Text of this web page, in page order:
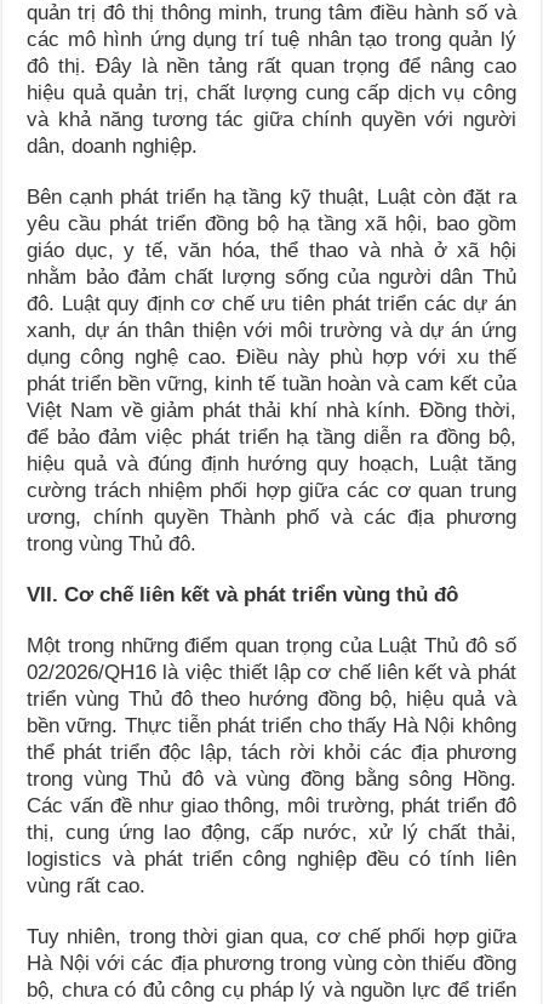
quản trị đô thị thông minh, trung tâm điều hành số và
các mô hình ứng dụng trí tuệ nhân tạo trong quản lý
đô thị. Đây là nền tảng rất quan trọng để nâng cao
hiệu quả quản trị, chất lượng cung cấp dịch vụ công
và khả năng tương tác giữa chính quyền với người
dân, doanh nghiệp.
Bên cạnh phát triển hạ tầng kỹ thuật, Luật còn đặt ra
yêu cầu phát triển đồng bộ hạ tầng xã hội, bao gồm
giáo dục, y tế, văn hóa, thể thao và nhà ở xã hội
nhằm bảo đảm chất lượng sống của người dân Thủ
đô. Luật quy định cơ chế ưu tiên phát triển các dự án
xanh, dự án thân thiện với môi trường và dự án ứng
dụng công nghệ cao. Điều này phù hợp với xu thế
phát triển bền vững, kinh tế tuần hoàn và cam kết của
Việt Nam về giảm phát thải khí nhà kính. Đồng thời,
để bảo đảm việc phát triển hạ tầng diễn ra đồng bộ,
hiệu quả và đúng định hướng quy hoạch, Luật tăng
cường trách nhiệm phối hợp giữa các cơ quan trung
ương, chính quyền Thành phố và các địa phương
trong vùng Thủ đô.
VII. Cơ chế liên kết và phát triển vùng thủ đô
Một trong những điểm quan trọng của Luật Thủ đô số
02/2026/QH16 là việc thiết lập cơ chế liên kết và phát
triển vùng Thủ đô theo hướng đồng bộ, hiệu quả và
bền vững. Thực tiễn phát triển cho thấy Hà Nội không
thể phát triển độc lập, tách rời khỏi các địa phương
trong vùng Thủ đô và vùng đồng bằng sông Hồng.
Các vấn đề như giao thông, môi trường, phát triển đô
thị, cung ứng lao động, cấp nước, xử lý chất thải,
logistics và phát triển công nghiệp đều có tính liên
vùng rất cao.
Tuy nhiên, trong thời gian qua, cơ chế phối hợp giữa
Hà Nội với các địa phương trong vùng còn thiếu đồng
bộ, chưa có đủ công cụ pháp lý và nguồn lực để triển